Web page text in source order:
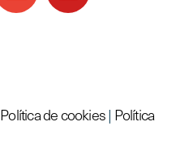
Política de cookies| Política